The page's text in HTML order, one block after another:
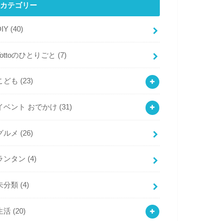
カテゴリー
(40)
のひとりごと (7)
ども (23)
ベント おでかけ (31)
ルメ (26)
ンタン (4)
分類 (4)
活 (20)